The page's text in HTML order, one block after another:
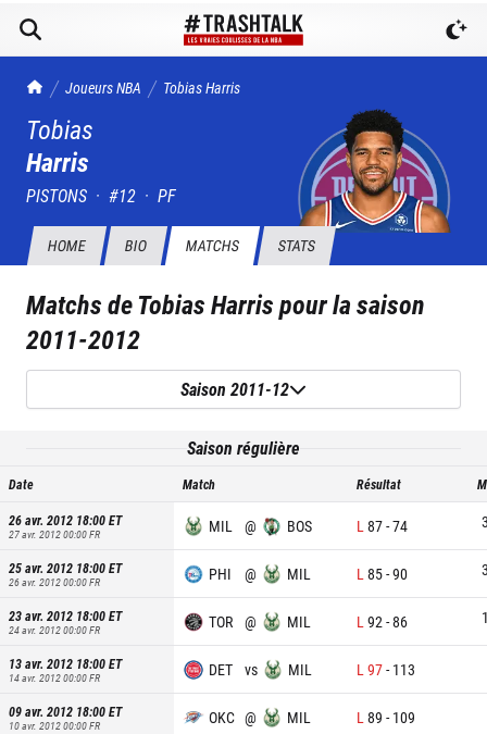
TrashTalk Actu NBA
Joueurs NBA TobiasHarris
Tobias
Harris
PISTONS · #12 · PF
HOME BIO MATCHS STATS
Matchs deTobias Harrispour la saison
2011-2012
Saison 2011-12
Saison régulière
Date Match Résultat
26 avr. 2012 18:00ET
27 avr. 2012 00:00FR MIL @ BOS L 87-74
25 avr. 2012 18:00ET
26 avr. 2012 00:00FR PHI @ MIL L 85-90
23 avr. 2012 18:00ET
24 avr. 2012 00:00FR TOR @ MIL L 92 -86
13 avr. 2012 18:00ET
14 avr. 2012 00:00FR DET vs MIL L 97- 113
09 avr. 2012 18:00ET
10 avr. 2012 00:00FR OKC @ MIL L 89 - 109